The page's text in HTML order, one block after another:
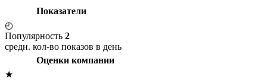
Показатели
◴
Популярность 2
средн. кол-во показов в день
Оценки компании
★